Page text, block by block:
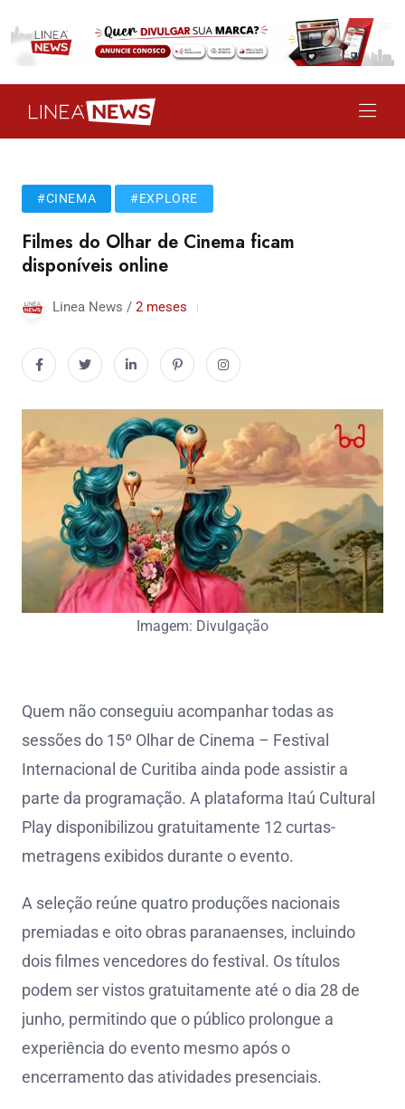
#CINEMA #EXPLORE
Filmes do Olhar de Cinema ficam
disponíveis online
Linea News / 2 meses
Imagem: Divulgação
Quem não conseguiu acompanhar todas as
sessões do 15º Olhar de Cinema – Festival
Internacional de Curitiba ainda pode assistir a
parte da programação. A plataforma Itaú Cultural
Play disponibilizou gratuitamente 12 curtas-
metragens exibidos durante o evento.
A seleção reúne quatro produções nacionais
premiadas e oito obras paranaenses, incluindo
dois filmes vencedores do festival. Os títulos
podem ser vistos gratuitamente até o dia 28 de
junho, permitindo que o público prolongue a
experiência do evento mesmo após o
encerramento das atividades presenciais.